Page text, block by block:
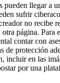
pueden llegar a
sufrir
no recibe
página. Para
contar con
de protección
incluir en las
por una